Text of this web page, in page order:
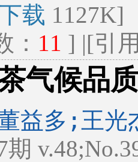
载 1127K]
： 11 ] |[引
气候品
益多;王光
期